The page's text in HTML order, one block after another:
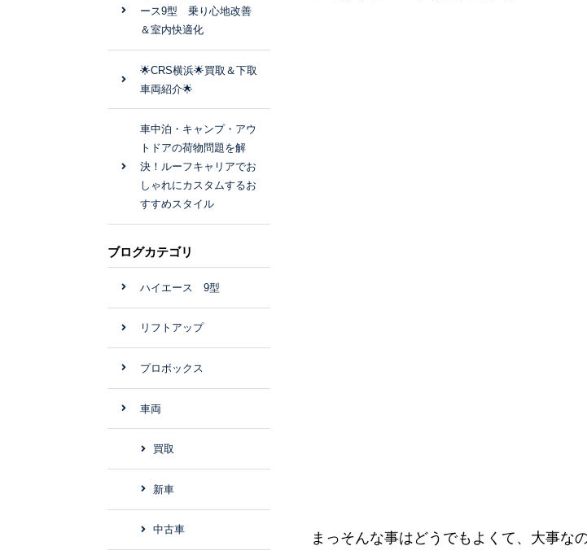
まっそんな事はどうでもよくて、大事な
ース9型 乗り心地改善
＆室内快適化
🌟CRS横浜🌟買取＆下取
車両紹介🌟
車中泊・キャンプ・アウ
トドアの荷物問題を解
決！ルーフキャリアでお
しゃれにカスタムするお
すすめスタイル
ブログカテゴリ
ハイエース 9型
リフトアップ
プロボックス
車両
買取
新車
中古車